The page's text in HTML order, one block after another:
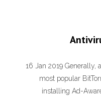
16 Jan 2019 Generally,
most popular
installing Ad-